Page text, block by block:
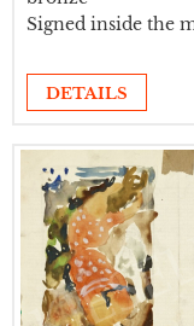
Signed inside the
DETAILS